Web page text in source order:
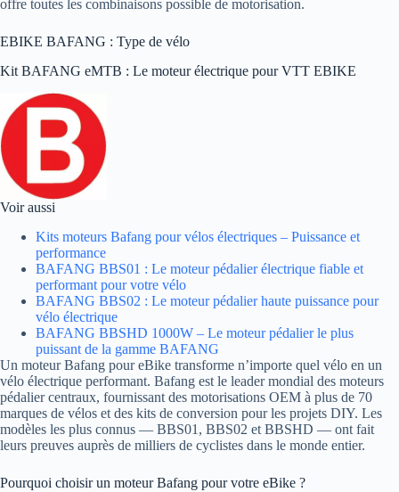
offre toutes les combinaisons possible de motorisation.
EBIKE BAFANG : Type de vélo
Kit BAFANG eMTB : Le moteur électrique pour VTT EBIKE
Voir aussi
Kits moteurs Bafang pour vélos électriques – Puissance et
performance
BAFANG BBS01 : Le moteur pédalier électrique fiable et
performant pour votre vélo
BAFANG BBS02 : Le moteur pédalier haute puissance pour
vélo électrique
BAFANG BBSHD 1000W – Le moteur pédalier le plus
puissant de la gamme BAFANG
Un moteur Bafang pour eBike transforme n’importe quel vélo en un
vélo électrique performant. Bafang est le leader mondial des moteurs
pédalier centraux, fournissant des motorisations OEM à plus de 70
marques de vélos et des kits de conversion pour les projets DIY. Les
modèles les plus connus — BBS01, BBS02 et BBSHD — ont fait
leurs preuves auprès de milliers de cyclistes dans le monde entier.
Pourquoi choisir un moteur Bafang pour votre eBike ?